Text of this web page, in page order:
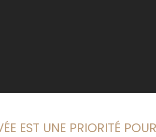
EST UNE PRIORITÉ